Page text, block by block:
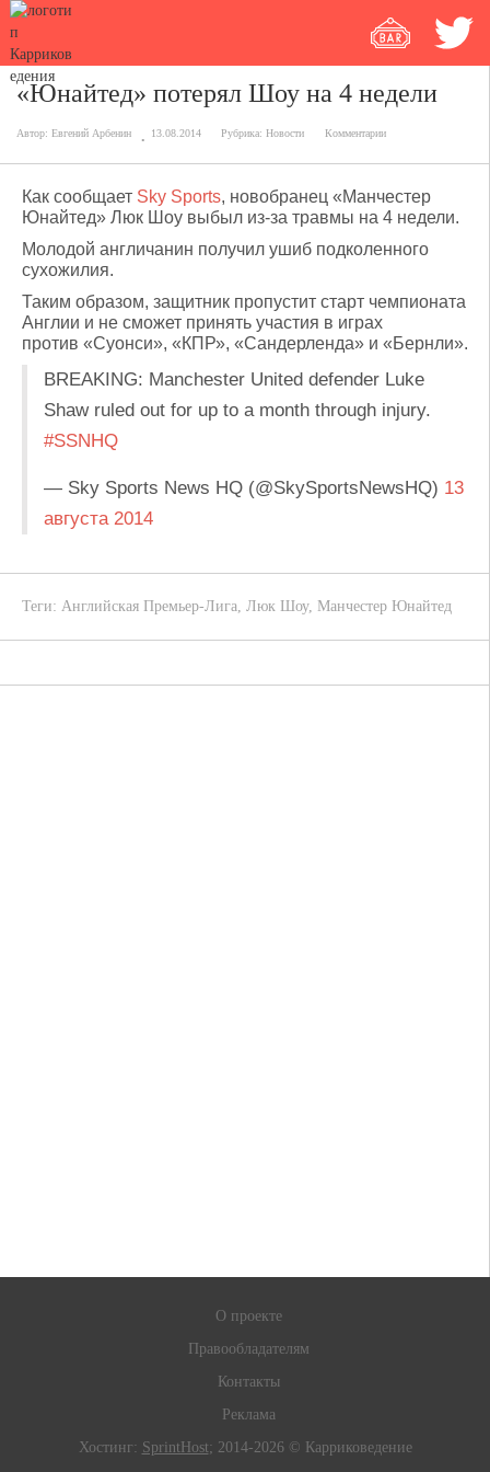
«Юнайтед» потерял Шоу на 4 недели
Автор: Евгений Арбенин 13.08.2014 Рубрика: Новости Комментарии
Как сообщает Sky Sports, новобранец «Манчестер
Юнайтед» Люк Шоу выбыл из-за травмы на 4 недели.
Молодой англичанин получил ушиб подколенного
сухожилия.
Таким образом, защитник пропустит старт чемпионата
Англии и не сможет принять участия в играх
против «Суонси», «КПР», «Сандерленда» и «Бернли».
BREAKING: Manchester United defender Luke
Shaw ruled out for up to a month through injury.
#SSNHQ
— Sky Sports News HQ (@SkySportsNewsHQ) 13
августа 2014
Теги: Английская Премьер-Лига, Люк Шоу, Манчестер Юнайтед
О проекте
Правообладателям
Контакты
Реклама
Хостинг: SprintHost; 2014-2026 © Карриковедение